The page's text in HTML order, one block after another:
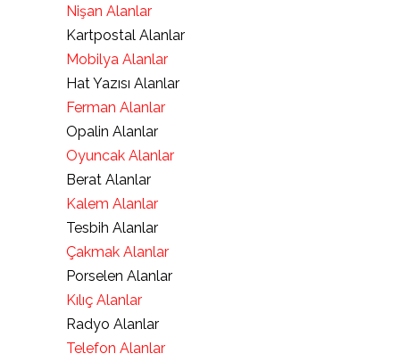
Nişan Alanlar
Kartpostal Alanlar
Mobilya Alanlar
Hat Yazısı Alanlar
Ferman Alanlar
Opalin Alanlar
Oyuncak Alanlar
Berat Alanlar
Kalem Alanlar
Tesbih Alanlar
Çakmak Alanlar
Porselen Alanlar
Kılıç Alanlar
Radyo Alanlar
Telefon Alanlar